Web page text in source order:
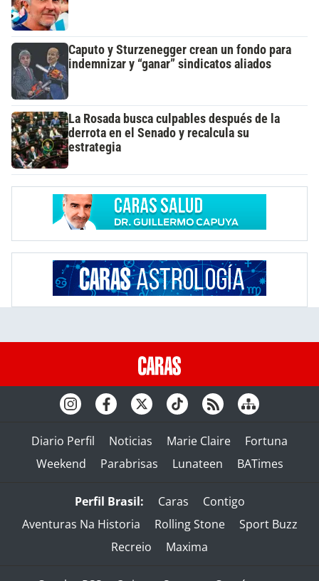
Caputo y Sturzenegger crean un fondo para
indemnizar y “ganar” sindicatos aliados
La Rosada busca culpables después de la
derrota en el Senado y recalcula su
estrategia
Diario Perfil Noticias Marie Claire
Fortuna
Weekend
Parabrisas Lunateen BATimes
Perfil Brasil: Caras
Contigo
Aventuras Na Historia
Rolling Stone
Sport Buzz
Recreio
Maxima